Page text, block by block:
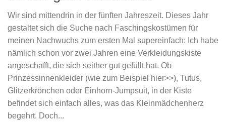
Wir sind mittendrin in der fünften Jahreszeit. Dieses Jahr
gestaltet sich die Suche nach Faschingskostümen für
meinen Nachwuchs zum ersten Mal supereinfach: Ich habe
nämlich schon vor zwei Jahren eine Verkleidungskiste
angeschafft, die sich seither gut gefüllt hat. Ob
Prinzessinnenkleider (wie zum Beispiel hier>>), Tutus,
Glitzerkrönchen oder Einhorn-Jumpsuit, in der Kiste
befindet sich einfach alles, was das Kleinmädchenherz
begehrt. Doch...